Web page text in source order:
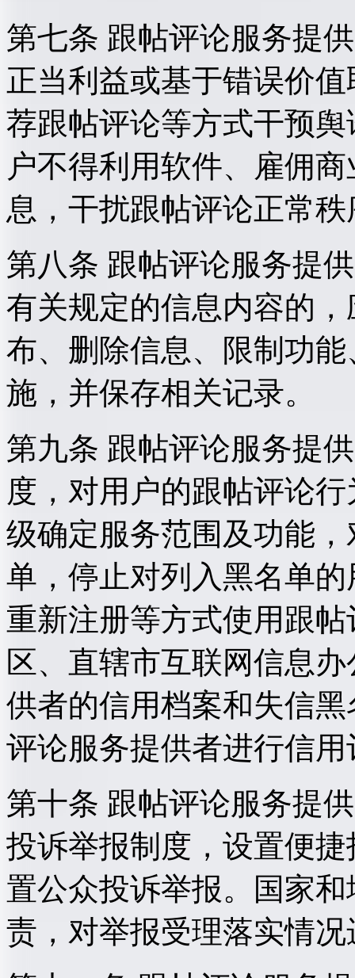
第七条 跟帖评论服务提
正当利益或基于错误价
荐跟帖评论等方式干预
户不得利用软件、雇佣
息，干扰跟帖评论正常
第八条 跟帖评论服务提
有关规定的信息内容的
布、删除信息、限制功
施，并保存相关记录。
第九条 跟帖评论服务提
度，对用户的跟帖评论
级确定服务范围及功能
单，停止对列入黑名单
重新注册等方式使用跟
区、直辖市互联网信息
供者的信用档案和失信
评论服务提供者进行信用
第十条 跟帖评论服务提
投诉举报制度，设置便
置公众投诉举报。国家
责，对举报受理落实情